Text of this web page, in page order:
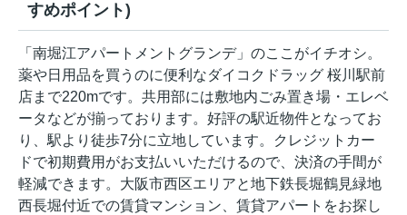
すめポイント)
「南堀江アパートメントグランデ」のここがイチオシ。
薬や日用品を買うのに便利なダイコクドラッグ 桜川駅前
店まで220mです。共用部には敷地内ごみ置き場・エレベ
ータなどが揃っております。好評の駅近物件となってお
り、駅より徒歩7分に立地しています。クレジットカー
ドで初期費用がお支払いいただけるので、決済の手間が
軽減できます。大阪市西区エリアと地下鉄長堀鶴見緑地
西長堀付近での賃貸マンション、賃貸アパートをお探し